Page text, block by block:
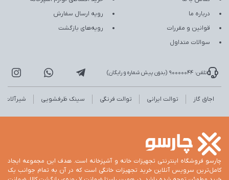
درباره ما
قوانین و مقررات
سوالات متداول
رویه ارسال سفارش
رویه‌های بازگشت
تلفن: 90000044 (بدون پیش شماره و رایگان)
اجاق گاز توالت ایرانی توالت فرنگی سینک ظرفشویی شیرآلات
چارسو فروشگاه اینترنتی تجهیزات خانه و آشپزخانه است. هدف این مجموعه ایجاد
کامل‌ترین سرویس آنلاین خرید تجهیزات خانگی است که در آن به تمام جوانب یک